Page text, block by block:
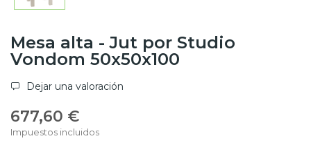
Mesa alta - Jut por Studio
Vondom 50x50x100
Dejar una valoración
677,60 €
Impuestos incluidos